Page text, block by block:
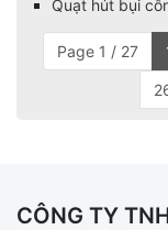
Quạt hút bụi
Page 1 / 27
CÔNG TY